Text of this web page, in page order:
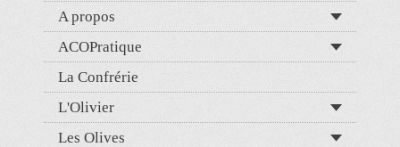
A propos
ACOPratique
La Confrérie
L'Olivier
Les Olives